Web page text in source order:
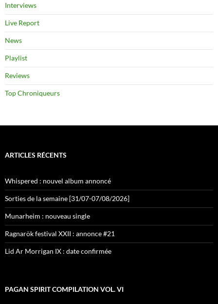
Interviews
Live Report
News
Playlist
Reviews
Top Chroniqueurs
ARTICLES RÉCENTS
Whispered : nouvel album annoncé
Sorties de la semaine [31/07-07/08/2026]
Munarheim : nouveau single
Ragnarök festival XXII : annonce #21
Lid Ar Morrigan IX : date confirmée
PAGAN SPIRIT COMPILATION VOL. VI